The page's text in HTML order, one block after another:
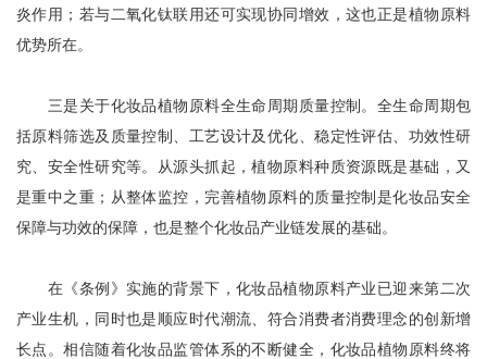
炎作用；若与二氧化钛联用还可实现协同增效，这也正是植物原料
优势所在。
三是关于化妆品植物原料全生命周期质量控制。全生命周期包
括原料筛选及质量控制、工艺设计及优化、稳定性评估、功效性研
究、安全性研究等。从源头抓起，植物原料种质资源既是基础，又
是重中之重；从整体监控，完善植物原料的质量控制是化妆品安全
保障与功效的保障，也是整个化妆品产业链发展的基础。
在《条例》实施的背景下，化妆品植物原料产业已迎来第二次
产业生机，同时也是顺应时代潮流、符合消费者消费理念的创新增
长点。相信随着化妆品监管体系的不断健全，化妆品植物原料终将